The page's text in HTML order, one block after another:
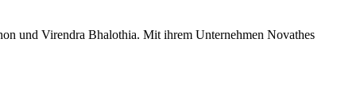
und Virendra Bhalothia. Mit ihrem Unternehmen Novathes